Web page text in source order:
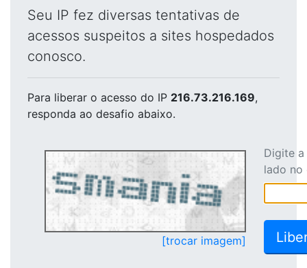
Seu IP fez diversas tentativas de
acessos suspeitos a sites hospedados
conosco.
Para liberar o acesso do IP 216.73.216.169,
responda ao desafio abaixo.
[trocar imagem]
Digite
lado no